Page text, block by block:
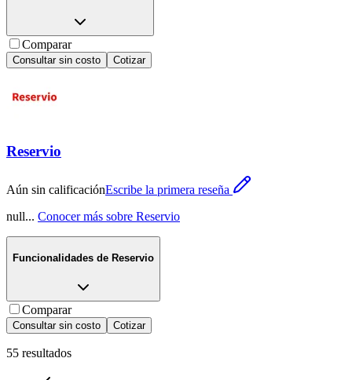
Comparar
Consultar sin costo Cotizar
Reservio
Aún sin calificaciónEscribe la primera reseña
null... Conocer más sobre Reservio
Funcionalidades de Reservio
Comparar
Consultar sin costo Cotizar
55 resultados